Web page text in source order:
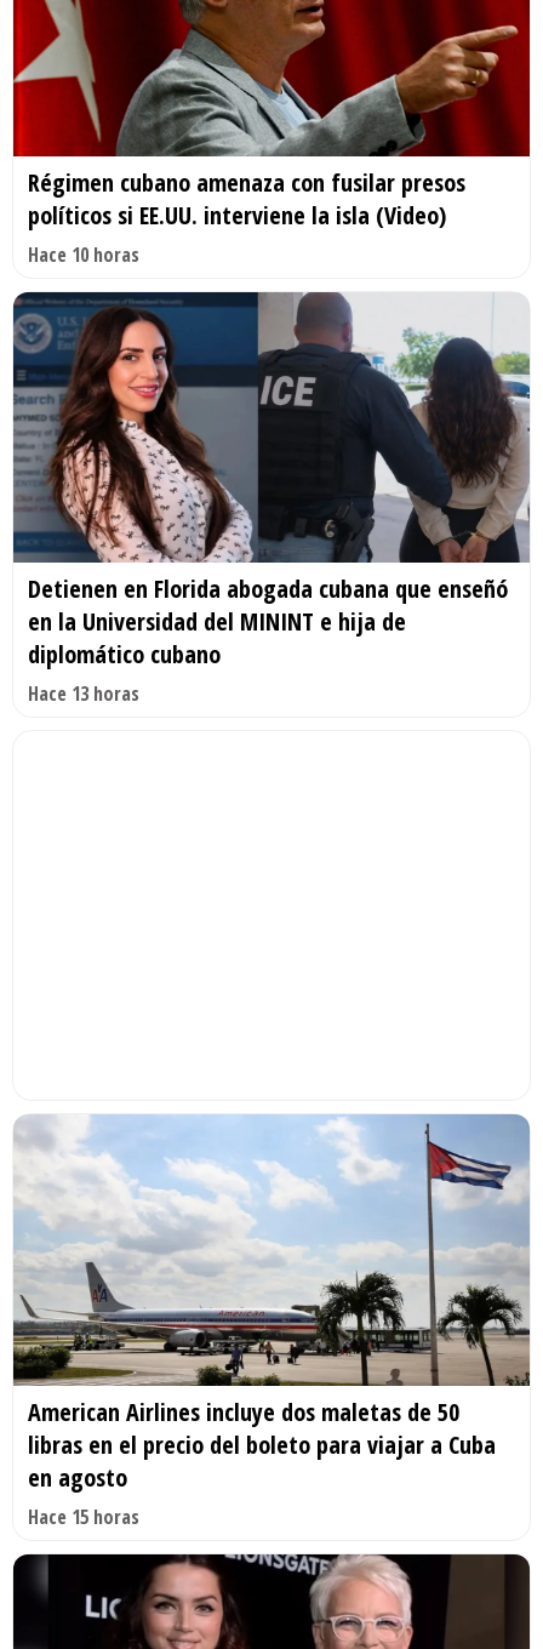
Régimen cubano amenaza con fusilar presos
políticos si EE.UU. interviene la isla (Video)
Hace 10 horas
Detienen en Florida abogada cubana que enseñó
en la Universidad del MININT e hija de
diplomático cubano
Hace 13 horas
American Airlines incluye dos maletas de 50
libras en el precio del boleto para viajar a Cuba
en agosto
Hace 15 horas